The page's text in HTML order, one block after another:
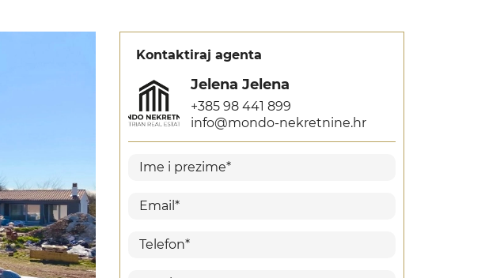
Kontaktiraj agenta
Jelena Jelena
+385 98 441 899
info@mondo-nekretnine.hr